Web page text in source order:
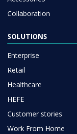
Collaboration
SOLUTIONS
Enterprise
Retail
Healthcare
HEFE
Customer stories
Work From Home